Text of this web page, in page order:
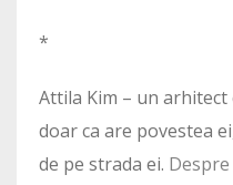
*
Attila Kim – un arhitect
doar ca are povestea
de pe strada ei.